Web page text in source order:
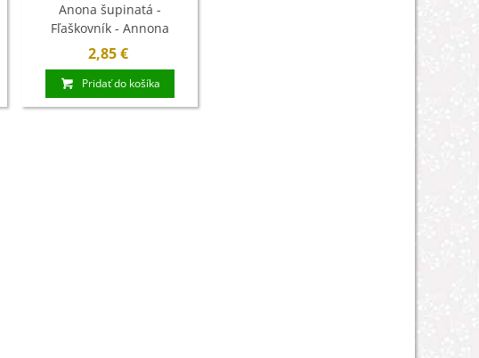
Anona šupinatá -
Fľaškovník - Annona
squamosa - semená - 5 ks
2,85 €
Pridať do košíka